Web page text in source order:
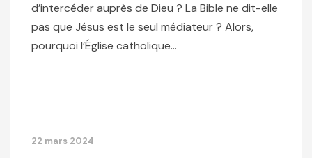
d’intercéder auprès de Dieu ? La Bible ne dit-elle
pas que Jésus est le seul médiateur ? Alors,
pourquoi l’Église catholique…
22 mars 2024